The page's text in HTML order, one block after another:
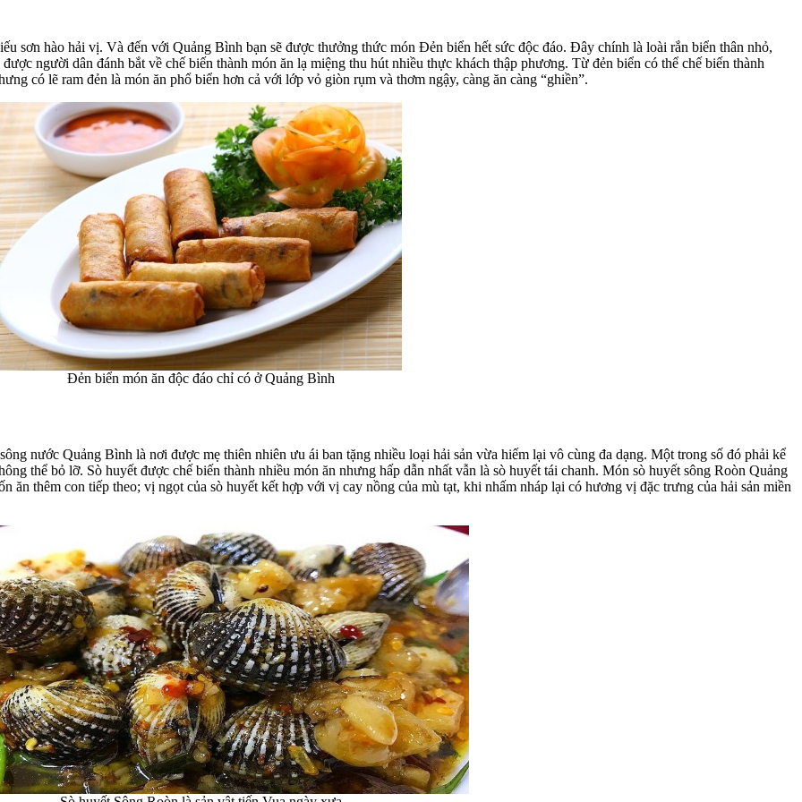
sơn hào hải vị. Và đến với Quảng Bình bạn sẽ được thưởng thức món Đẻn biển hết sức độc đáo. Đây chính là loài rắn biển thân nhỏ,
người dân đánh bắt về chế biến thành món ăn lạ miệng thu hút nhiều thực khách thập phương. Từ đẻn biển có thể chế biến thành
có lẽ ram đẻn là món ăn phổ biển hơn cả với lớp vỏ giòn rụm và thơm ngậy, càng ăn càng “ghiền”.
Đẻn biển món ăn độc đáo chỉ có ở Quảng Bình
nước Quảng Bình là nơi được mẹ thiên nhiên ưu ái ban tặng nhiều loại hải sản vừa hiếm lại vô cùng đa dạng. Một trong số đó phải kể
thể bỏ lỡ. Sò huyết được chế biến thành nhiều món ăn nhưng hấp dẫn nhất vẫn là sò huyết tái chanh. Món sò huyết sông Roòn Quảng
ăn thêm con tiếp theo; vị ngọt của sò huyết kết hợp với vị cay nồng của mù tạt, khi nhấm nháp lại có hương vị đặc trưng của hải sản miền